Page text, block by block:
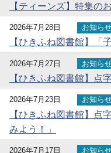
【ティーンズ】特集の
2026年7月28日 お知ら
【ひきふね図書館】「
2026年7月27日 お知ら
【ひきふね図書館】点
2026年7月23日 お知ら
【ひきふね図書館】
みよう！」
2026年7月17日 お知ら